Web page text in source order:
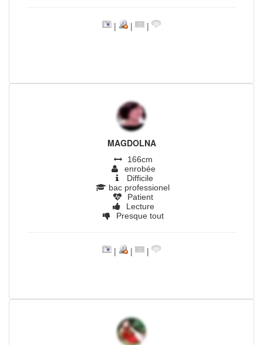
| | |
MAGDOLNA
166cm
enrobée
Difficile
bac professionel
Patient
Lecture
Presque tout
| | |